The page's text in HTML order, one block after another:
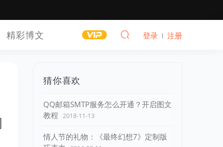
精彩博文 登录 注册
猜你喜欢
QQ邮箱SMTP服务怎么开通？开启图文
教程 2018-11-13
情人节的礼物：《最终幻想7》定制版